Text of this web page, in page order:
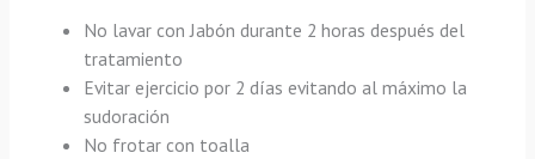
No lavar con Jabón durante 2 horas después del
tratamiento
Evitar ejercicio por 2 días evitando al máximo la
sudoración
No frotar con toalla